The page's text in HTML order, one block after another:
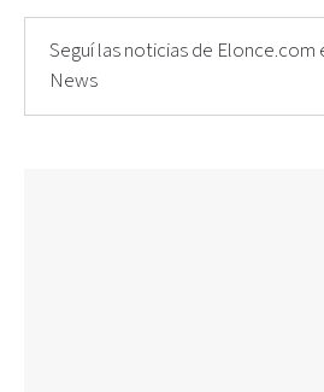
Seguí las noticias de Elonce.com
News